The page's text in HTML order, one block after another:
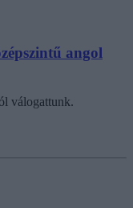
angol
válogattunk.